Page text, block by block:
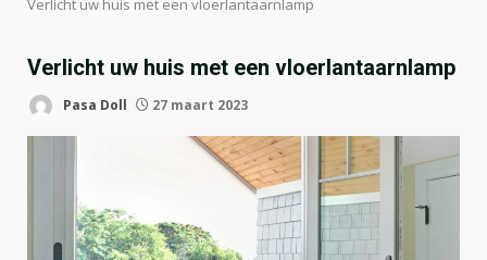
Verlicht uw huis met een vloerlantaarnlamp
Verlicht uw huis met een vloerlantaarnlamp
Pasa Doll 27 maart 2023